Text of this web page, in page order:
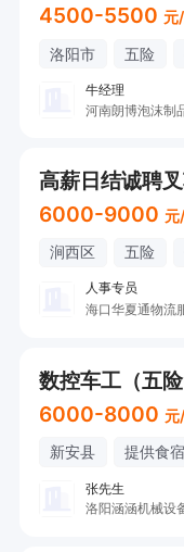
4500-5500 元
洛阳市 五险
牛经理
河南朗博泡沫制
高薪日结诚聘
6000-9000 元
涧西区 五险
人事专员
海口华夏通物流
数控车工（五
6000-8000 元
新安县 提供食宿
张先生
洛阳涵涵机械设